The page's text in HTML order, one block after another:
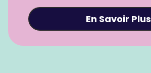
En Savoir Plus